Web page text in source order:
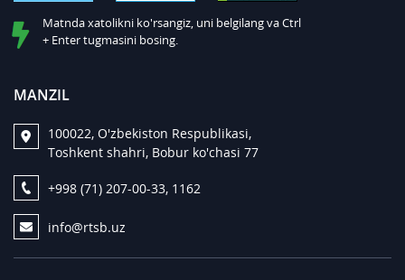
Matnda xatolikni ko'rsangiz, uni belgilang va Ctrl
+ Enter tugmasini bosing.
MANZIL
100022, O'zbekiston Respublikasi,
Toshkent shahri, Bobur ko'chasi 77
+998 (71) 207-00-33, 1162
info@rtsb.uz